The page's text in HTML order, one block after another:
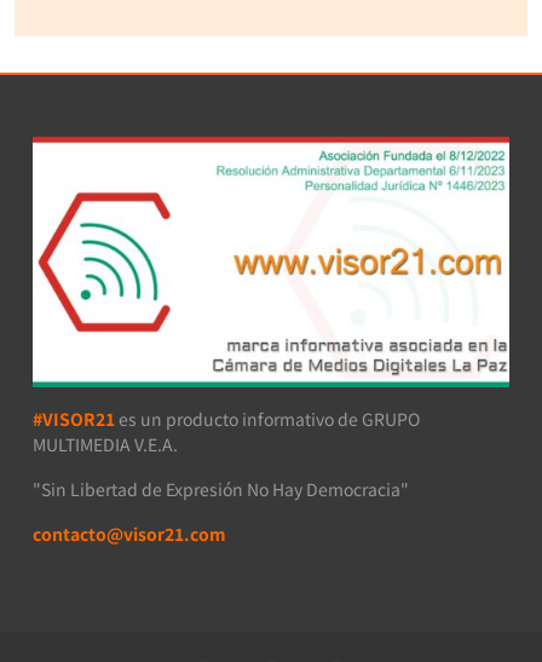
#VISOR21 es un producto informativo de GRUPO
MULTIMEDIA V.E.A.
"Sin Libertad de Expresión No Hay Democracia"
contacto@visor21.com